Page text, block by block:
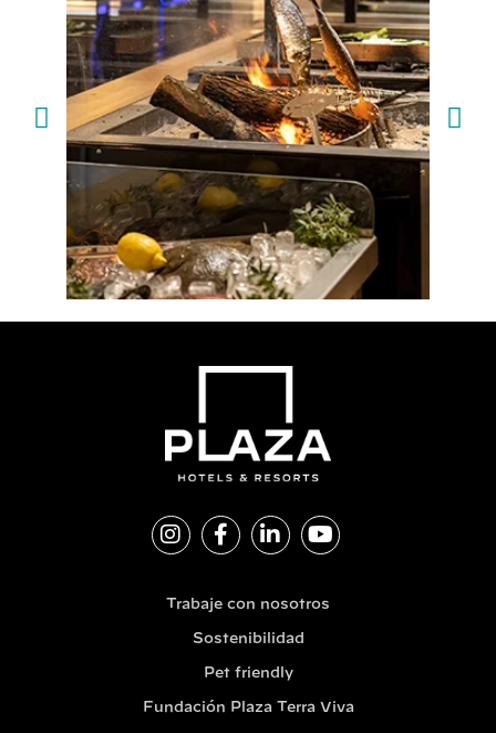
Trabaje con nosotros
Sostenibilidad
Pet friendly
Fundación Plaza Terra Viva